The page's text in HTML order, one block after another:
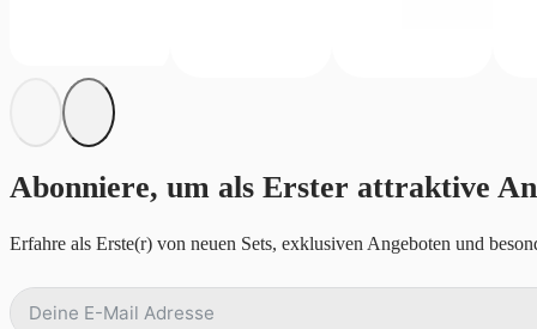
Abonniere, um als Erster attraktive
Erfahre als Erste(r) von neuen Sets, exklusiven Angeboten und